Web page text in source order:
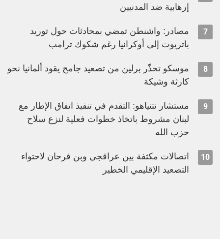
إرهابية ضد المدنيين
7
مصادر: واشنطن تمضي بمحادثات حول توريد
باتريوت إلى أوكرانيا رغم شكوك ترامب
8
موسكو تحذّر برلين من تصعيد جامح يقود ألمانيا نحو
كارثة وشيكة
9
مستشار نتنياهو: التقدم في تنفيذ اتفاق الإطار مع
لبنان مشروط باتخاذ خطوات فعلية لنزع سلاح
حزب الله
10
اتصالات مكثفة بين عراقجي وبن فرحان لاحتواء
التصعيد الإقليمي الخطير